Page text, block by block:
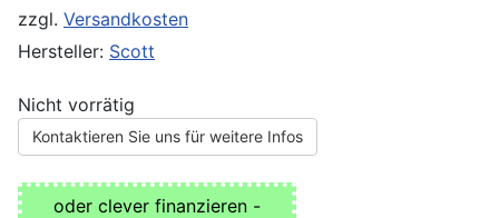
zzgl. Versandkosten
Hersteller: Scott
Nicht vorrätig
Kontaktieren Sie uns für weitere Infos
oder clever finanzieren -